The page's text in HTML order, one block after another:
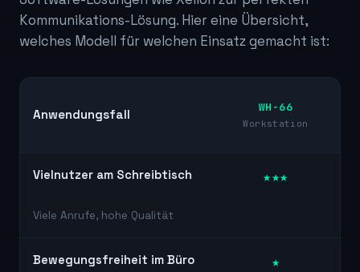
Kommunikations-Lösung. Hier eine Übersicht,
welches Modell für welchen Einsatz gemacht ist:
Anwendungsfall WH-66
Workstation
Vielnutzer am Schreibtisch
Viele Anrufe, hohe Qualität
★★★
Bewegungsfreiheit im Büro ★